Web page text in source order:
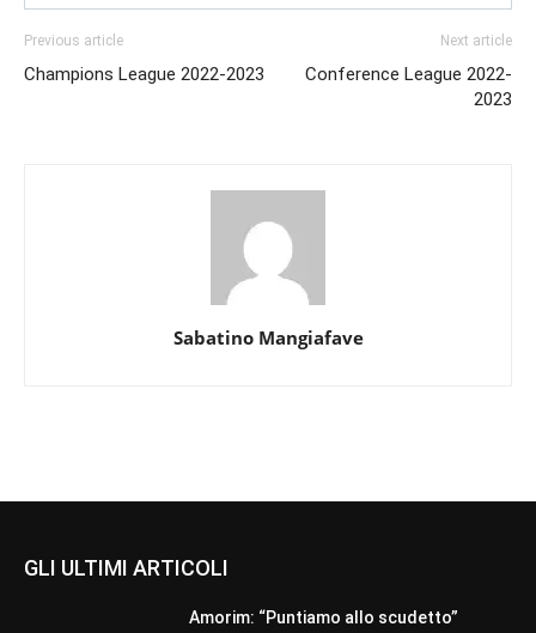
Previous article
Champions League 2022-2023
Next article
Conference League 2022-
2023
Sabatino Mangiafave
GLI ULTIMI ARTICOLI
Amorim: “Puntiamo allo scudetto”